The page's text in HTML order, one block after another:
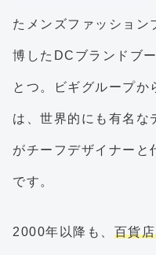
たメンズファッション
博したDCブランドブ
とつ。ビギグループか
は、世界的にも有名な
がチーフデザイナーと
です。
2000年以降も、 百貨